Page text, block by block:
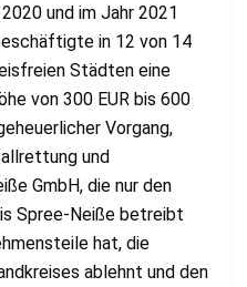
und im Jahr 2021
in 12 von 14
Städten eine
von 300 EUR bis 600
Vorgang,
und
GmbH, die nur den
Spree-Neiße betreibt
hat, die
ablehnt und den